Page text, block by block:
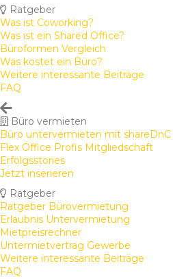
Ratgeber
Was ist Coworking?
Was ist ein Shared Office?
Büroformen Vergleich
Was kostet ein Büro?
Weitere interessante Beiträge
FAQ
Büro vermieten
Büro untervermieten mit shareDnC
Flex Office Profis Mitgliedschaft
Erfolgsstories
Jetzt inserieren
Ratgeber
Ratgeber Bürovermietung
Erlaubnis Untervermietung
Mietpreisrechner
Untermietvertrag Gewerbe
Weitere interessante Beiträge
FAQ